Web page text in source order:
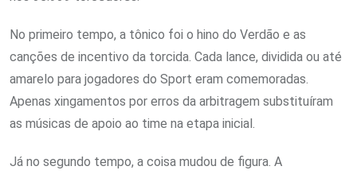
No primeiro tempo, a tônico foi o hino do Verdão e as
canções de incentivo da torcida. Cada lance, dividida ou até
amarelo para jogadores do Sport eram comemoradas.
Apenas xingamentos por erros da arbitragem substituíram
as músicas de apoio ao time na etapa inicial.
Já no segundo tempo, a coisa mudou de figura. A